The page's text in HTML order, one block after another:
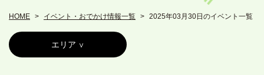
HOME イベント・おでかけ情報一覧 2025年03月30日のイベント一覧
エリア